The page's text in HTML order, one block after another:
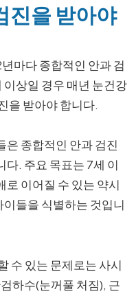
진을 받아야
마다 종합적인 안과 검
상일 경우 매년 눈건강
을 받아야 합니다.
은 종합적인 안과 검진
다. 주요 목표는 7세 이
로 이어질 수 있는 약시
들을 식별하는 것입니
수 있는 문제로는 사시
하수(눈꺼풀 처짐), 근